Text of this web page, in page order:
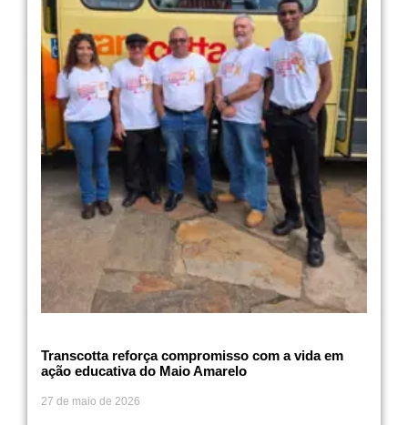
Transcotta reforça compromisso com a vida em
ação educativa do Maio Amarelo
27 de maio de 2026